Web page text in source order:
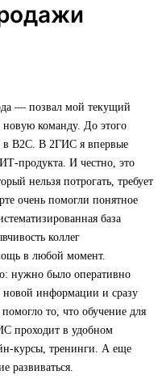
— позвал мой текущий
новую команду. До этого
в B2C. В 2ГИС я впервые
И честно, это
нельзя потрогать, требует
очень помогли понятное
база
коллег
в любой момент.
нужно было оперативно
новой информации и сразу
то, что обучение для
проходит в удобном
курсы, тренинги. А еще
развиваться.